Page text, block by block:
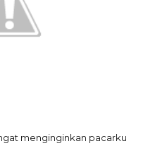
menginginkan pacarku